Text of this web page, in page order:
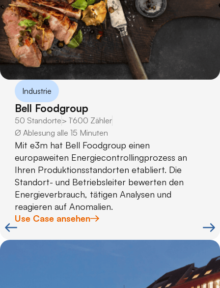
Industrie
Bell Foodgroup
50 Standorte> 1'600 Zähler
∅ Ablesung alle 15 Minuten
Mit e3m hat Bell Foodgroup einen
europaweiten Energiecontrollingprozess an
Ihren Produktionsstandorten etabliert. Die
Standort- und Betriebsleiter bewerten den
Energieverbrauch, tätigen Analysen und
reagieren auf Anomalien.
Use Case ansehen